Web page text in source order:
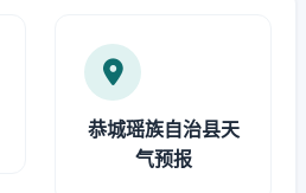
恭城瑶族自治县天
气预报